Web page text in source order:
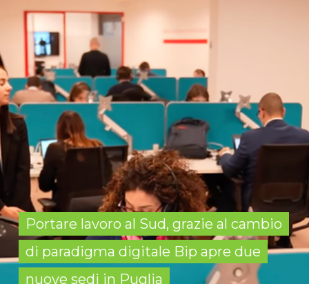
Portare lavoro al Sud, grazie al cambio
di paradigma digitale Bip apre due
nuove sedi in Puglia